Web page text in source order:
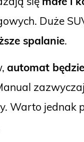
Duże
spalanie.
automat
Warto jednak